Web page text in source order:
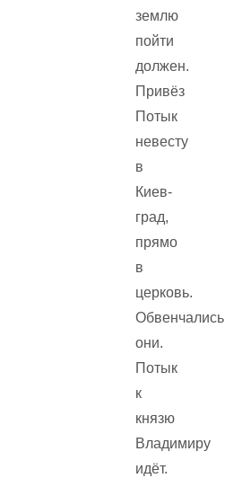
землю
пойти
должен.
Привёз
Потык
невесту
в
Киев-
град,
прямо
в
церковь.
Обвенчались
они.
Потык
к
князю
Владимиру
идёт.